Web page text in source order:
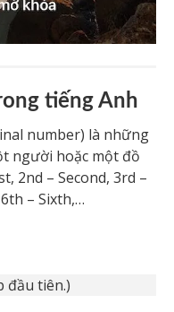
tiếng Anh
number) là những
người hoặc một đồ
2nd – Second, 3rd –
– Sixth,…
đầu tiên.)